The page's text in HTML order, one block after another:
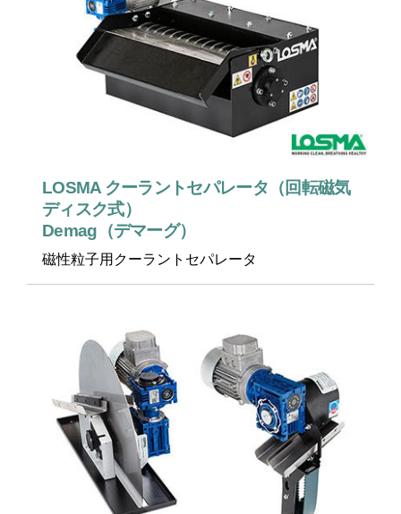
LOSMA クーラントセパレータ（回転磁気
ディスク式）
Demag（デマーグ）
磁性粒子用クーラントセパレータ